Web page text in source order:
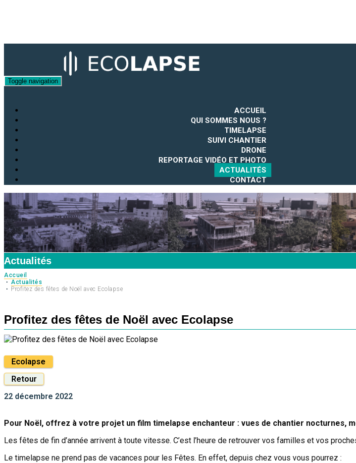
Toggle navigation
ACCUEIL
QUI SOMMES NOUS ?
TIMELAPSE
SUIVI CHANTIER
DRONE
REPORTAGE VIDÉO ET PHOTO
ACTUALITÉS
CONTACT
Actualités
Accueil
Actualités
Profitez des fêtes de Noël avec Ecolapse
Profitez des fêtes de Noël avec Ecolapse
Ecolapse
Retour
22 décembre 2022
Pour Noël, offrez à votre projet un film timelapse enchanteur : vues de chantier nocturnes,
Les fêtes de fin d’année arrivent à toute vitesse. C’est l’heure de retrouver vos familles et vos
Le timelapse ne prend pas de vacances pour les Fêtes. En effet, depuis chez vous vous pourrez :